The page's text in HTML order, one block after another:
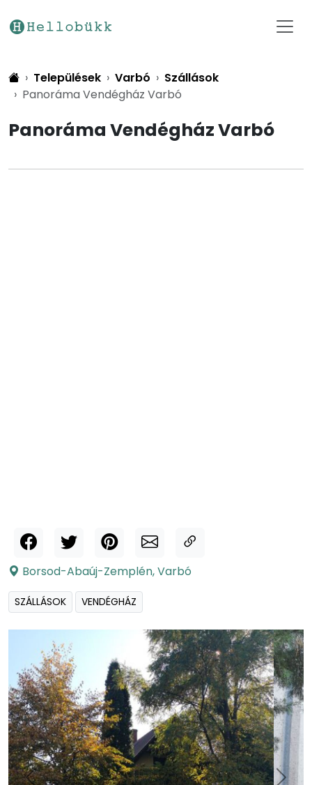
Települések Varbó
Szállások
Panoráma Vendégház Varbó
Panoráma Vendégház Varbó
Borsod-Abaúj-Zemplén,Varbó
SZÁLLÁSOK VENDÉGHÁZ